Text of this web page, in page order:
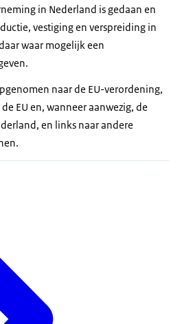
in Nederland is gedaan en
vestiging en verspreiding in
waar mogelijk een
naar de EU-verordening,
EU en, wanneer aanwezig, de
en links naar andere